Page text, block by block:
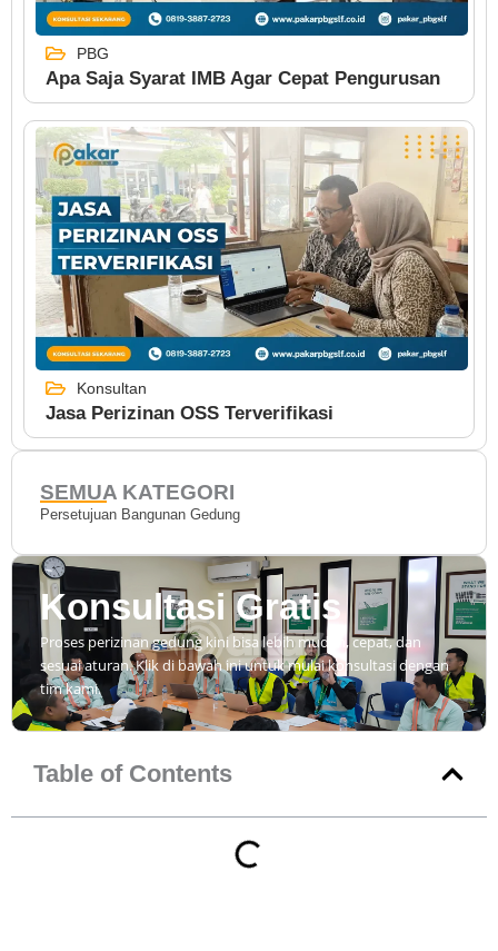
PBG
Apa Saja Syarat IMB Agar Cepat Pengurusan
Konsultan
Jasa Perizinan OSS Terverifikasi
SEMUA KATEGORI
Persetujuan Bangunan Gedung
Konsultasi Gratis
Proses perizinan gedung kini bisa lebih mudah, cepat, dan
sesuai aturan. Klik di bawah ini untuk mulai konsultasi dengan
tim kami.
Table of Contents